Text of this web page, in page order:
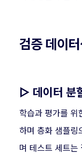
검증 데이
▷ 데이터 분
학습과 평가를 위
하며 층화 샘플링
며 테스트 세트는